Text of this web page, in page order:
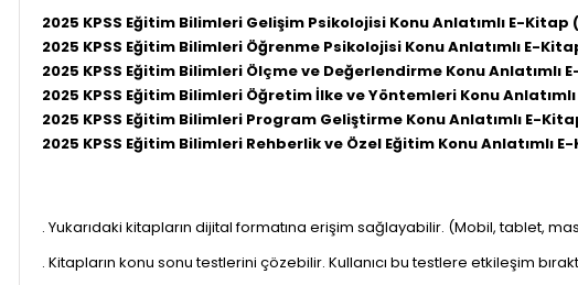
2025 KPSS Eğitim Bilimleri Gelişim Psikolojisi Konu Anlatımlı E-Kitap
2025 KPSS Eğitim Bilimleri Öğrenme Psikolojisi Konu Anlatımlı E-
2025 KPSS Eğitim Bilimleri Ölçme ve Değerlendirme Konu Anlatımlı
2025 KPSS Eğitim Bilimleri Öğretim İlke ve Yöntemleri Konu
2025 KPSS Eğitim Bilimleri Program Geliştirme Konu Anlatımlı E-
2025 KPSS Eğitim Bilimleri Rehberlik ve Özel Eğitim Konu Anlatımlı
. Yukarıdaki kitapların dijital formatına erişim sağlayabilir. (Mobil, tablet,
. Kitapların konu sonu testlerini çözebilir. Kullanıcı bu testlere etkileşim